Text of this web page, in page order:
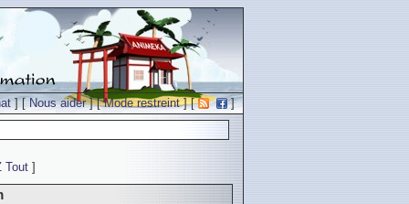
] [Nous aider] [Mode restreint] [ ]
Tout ]